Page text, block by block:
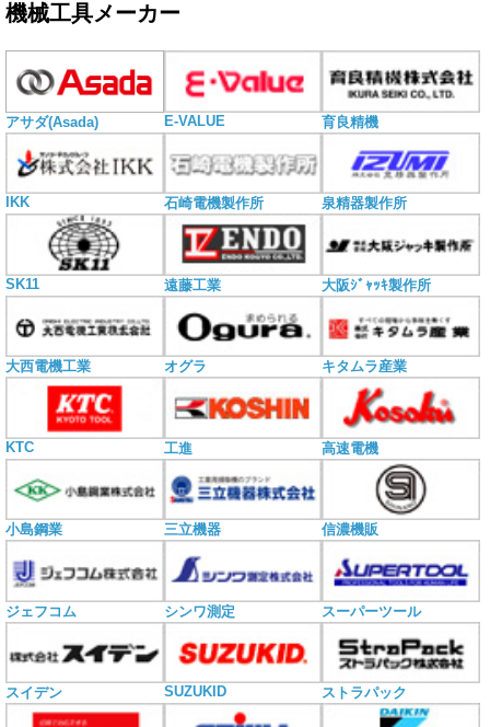
機械工具メーカー
アサダ(Asada) E-VALUE 育良精機
IKK 石崎電機製作所 泉精器製作所
SK11 遠藤工業 大阪ｼﾞｬｯｷ製作所
大西電機工業 オグラ キタムラ産業
KTC 工進 高速電機
小島鋼業 三立機器 信濃機販
ジェフコム シンワ測定 スーパーツール
スイデン SUZUKID ストラパック